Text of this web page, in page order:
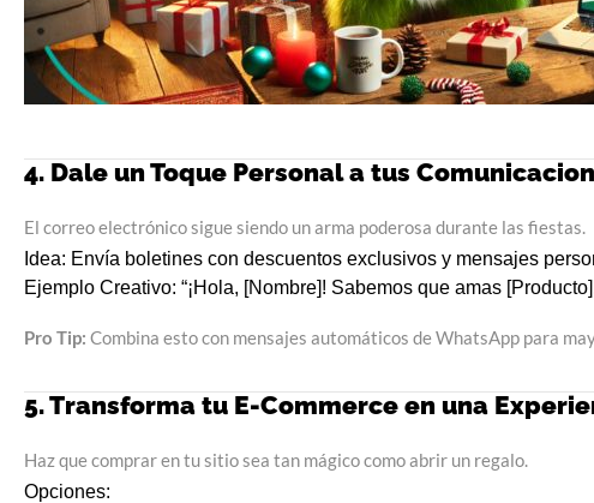
4. Dale un Toque Personal a tus
El correo electrónico sigue siendo un arma poderosa durante las fiestas.
Idea: Envía boletines con descuentos exclusivos y mensajes
Ejemplo Creativo: “¡Hola, [Nombre]! Sabemos que amas
Pro Tip: Combina esto con mensajes automáticos de WhatsApp para
5. Transforma tu E-Commerce en una
Haz que comprar en tu sitio sea tan mágico como abrir un regalo.
Opciones: